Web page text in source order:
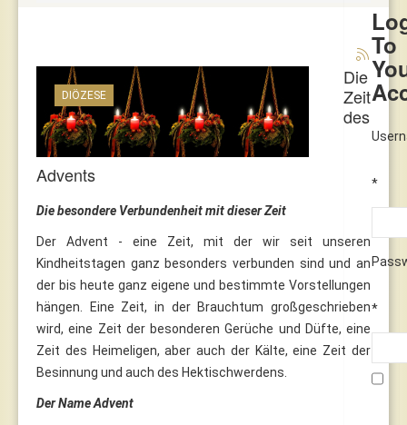
To
*
*
DIÖZESE
Die
Zeit
des
Advents
Die besondere Verbundenheit mit dieser Zeit
Der Advent - eine Zeit, mit der wir seit unseren
Kindheitstagen ganz besonders verbunden sind und an
der bis heute ganz eigene und bestimmte Vorstellungen
hängen. Eine Zeit, in der Brauchtum großgeschrieben
wird, eine Zeit der besonderen Gerüche und Düfte, eine
Zeit des Heimeligen, aber auch der Kälte, eine Zeit der
Besinnung und auch des Hektischwerdens.
Der Name Advent